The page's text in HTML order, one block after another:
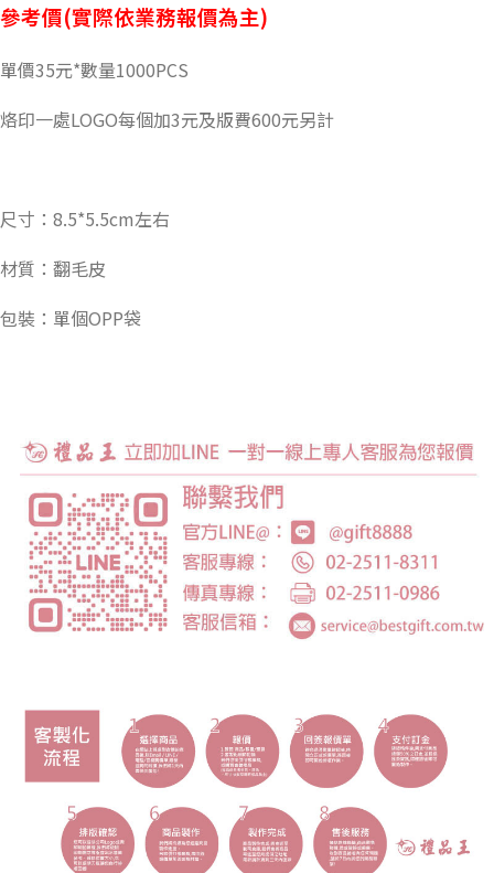
參考價(實際依業務報價為主)
單價35元*數量1000PCS
烙印一處LOGO每個加3元及版費600元另計
尺寸：8.5*5.5cm左右
材質：翻毛皮
包裝：單個OPP袋